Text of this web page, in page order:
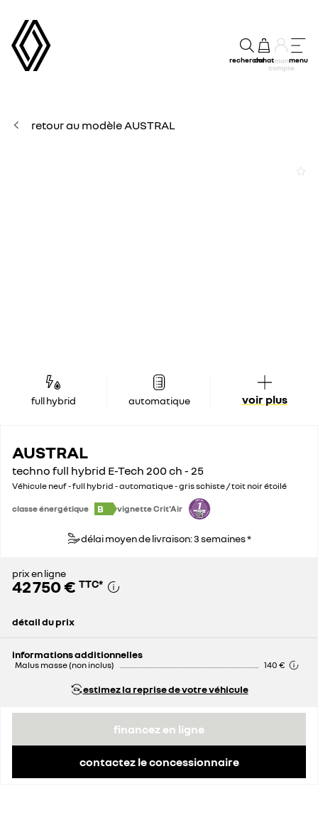
rechercheachatmon
compte
menu
retour au modèle AUSTRAL
full hybrid automatique voir plus
AUSTRAL
techno full hybrid E-Tech 200 ch - 25
Véhicule neuf - full hybrid - automatique - gris schiste / toit noir étoilé
classe énergétique B vignette Crit'Air
délai moyen de livraison: 3 semaines *
prix en ligne
42 750 € TTC*
détail du prix
informations additionnelles
Malus masse (non inclus) 140 €
estimez la reprise de votre véhicule
financez en ligne
contactez le concessionnaire